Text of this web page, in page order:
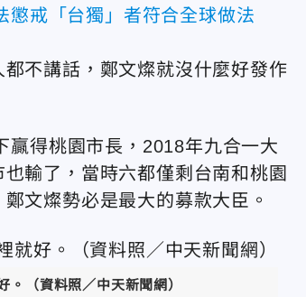
戒「台獨」者符合全球做法
不講話，鄭文燦就沒什麼好發作
贏得桃園市長，2018年九合一大
輸了，當時六都僅剩台南和桃園
文燦勢必是最大的募款大臣。
（資料照／中天新聞網）